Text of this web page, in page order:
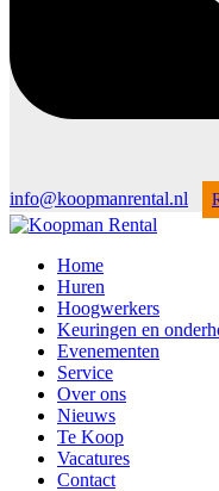
info@koopmanrental.nl
Home
Huren
Hoogwerkers
Keuringen en
Evenementen
Service
Over ons
Nieuws
Te Koop
Vacatures
Contact